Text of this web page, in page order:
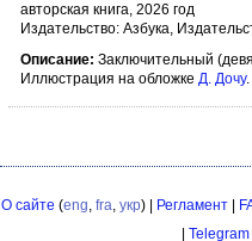
авторская книга, 2026 год
Издательство: Азбука,
Описание: Заключительный
Иллюстрация на обложке Д. Дочу.
О сайте (eng, fra, укр) | Регламент|
Telegram